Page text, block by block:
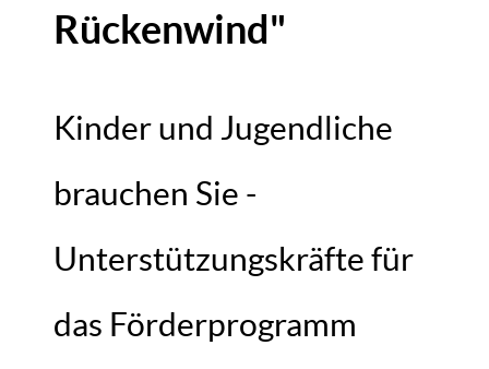
Rückenwind"
Kinder und Jugendliche
brauchen Sie -
Unterstützungskräfte für
das Förderprogramm